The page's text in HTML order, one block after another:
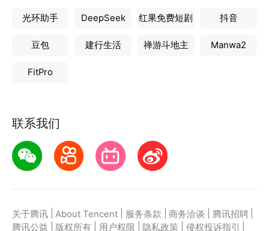
光环助手 DeepSeek 红果免费短剧 抖音
豆包 建行生活 禅游斗地主 Manwa2
FitPro
联系我们
关于腾讯 About Tencent 服务条款 商务洽谈 腾讯招聘
腾讯公益
版权所有 用户权限 隐私政策 侵权投诉指引